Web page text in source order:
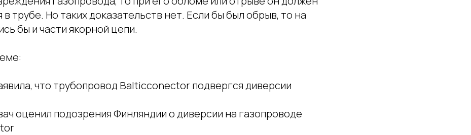
в трубе. Но таких доказательств нет. Если бы был обрыв, то на
бы и части якорной цепи.
что трубопровод Balticconector подвергся диверсии
оценил подозрения Финляндии о диверсии на газопроводе